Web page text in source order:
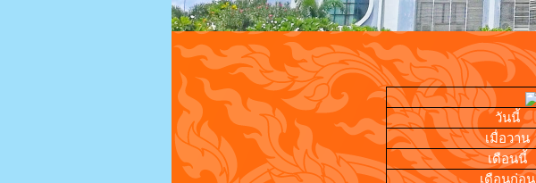
วันนี้
เมื่อวาน
เดือนนี้
เดือนก่อน